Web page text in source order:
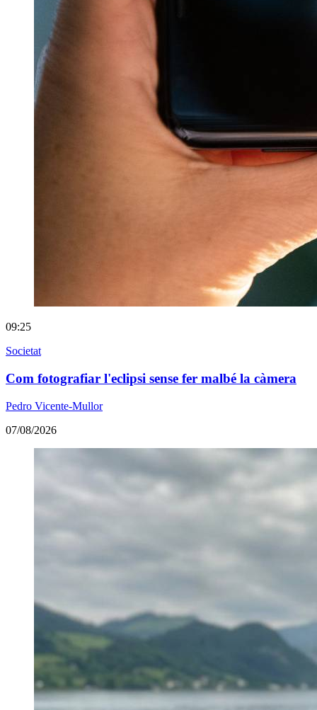
09:25
Societat
Com fotografiar l'eclipsi sense fer malbé la càmera
Pedro Vicente-Mullor
07/08/2026